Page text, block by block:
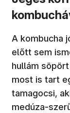
A kombucha
előtt sem
hullám
most is tart
tamagocsi,
medúza-